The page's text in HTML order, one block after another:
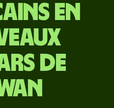
en
de